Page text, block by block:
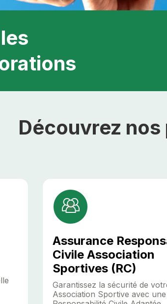
Découvrez
Assurance
Civile Association
Sportives (RC)
Garantissez la sécurité de
Association Sportive avec